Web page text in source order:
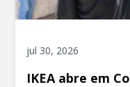
jul 30, 2026
IKEA abre em